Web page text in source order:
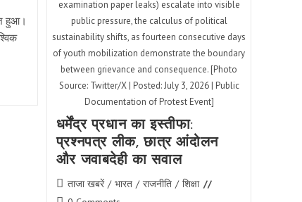
हुआ।
examination paper leaks) escalate into visible
public pressure, the calculus of political
sustainability shifts, as fourteen consecutive days
of youth mobilization demonstrate the boundary
between grievance and consequence. [Photo
Source: Twitter/X | Posted: July 3, 2026 | Public
Documentation of Protest Event]
धर्मेंद्र प्रधान का इस्तीफा:
प्रश्नपत्र लीक, छात्र आंदोलन
और जवाबदेही का सवाल
Post
category:
ताजा खबरें / भारत / राजनीति / शिक्षा